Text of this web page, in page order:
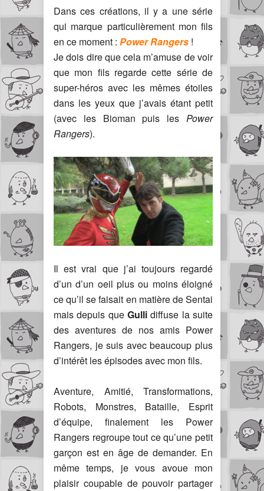
Dans ces créations, il y a une série
qui marque particulièrement mon fils
en ce moment : Power Rangers !
Je dois dire que cela m’amuse de voir
que mon fils regarde cette série de
super-héros avec les mêmes étoiles
dans les yeux que j’avais étant petit
(avec les Bioman puis les Power
Rangers).
Il est vrai que j’ai toujours regardé
d’un d’un oeil plus ou moins éloigné
ce qu’il se faisait en matière de Sentai
mais depuis que Gulli diffuse la suite
des aventures de nos amis Power
Rangers, je suis avec beaucoup plus
d’intérêt les épisodes avec mon fils.
Aventure, Amitié, Transformations,
Robots, Monstres, Bataille, Esprit
d’équipe, finalement les Power
Rangers regroupe tout ce qu’une petit
garçon est en âge de demander. En
même temps, je vous avoue mon
plaisir coupable de pouvoir partager